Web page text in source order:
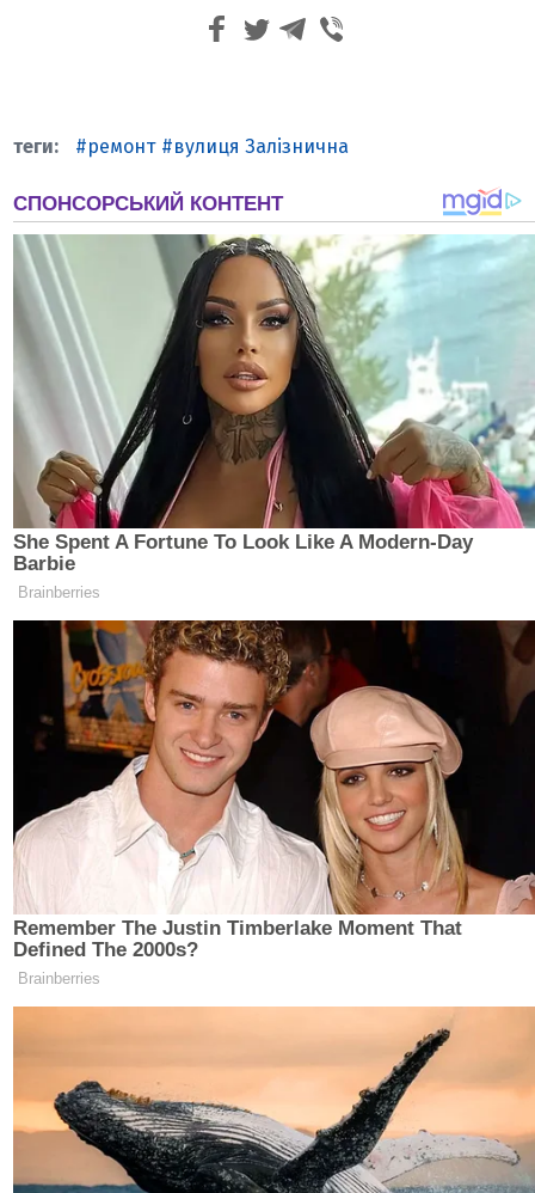
ремонт вулиця Залізнична